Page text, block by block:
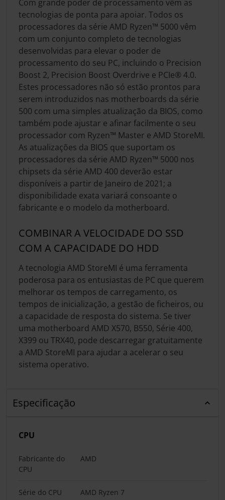
Com grande poder de processamento vêm as
tecnologias de ponta para apoiar. Todos os
processadores da série AMD Ryzen™ 5000 vêm
com um conjunto completo de tecnologias
desenvolvidas para elevar o poder de
processamento do seu PC, incluindo o Precision
Boost 2, Precision Boost Overdrive e PCIe® 4.0.
Estes processadores não só estão prontos para
serem introduzidos nas motherboards da série
500 com uma simples atualização da BIOS, como
também pode ajustar e afinar facilmente o seu
processador com Ryzen™ Master e AMD StoreMI.
As atualizações da BIOS que suportam os
processadores da série AMD Ryzen™ 5000 nos
chipsets da série AMD 400 deverão estar
disponíveis a partir de Janeiro de 2021; a
disponibilidade exata variará consoante o
fabricante e o modelo da motherboard.
COMBINAR A VELOCIDADE DO SSD
COM A CAPACIDADE DO HDD
A tecnologia AMD StoreMI é uma ferramenta
poderosa para os entusiastas de PC que querem
melhorar os tempos de carregamento, os
tempos de inicialização, a gestão de ficheiros, ou
a capacidade de resposta do sistema. Se tiver
uma motherboard AMD X570, B550, Série 400,
X399 ou TRX40, pode descarregar gratuitamente
a AMD StoreMI para ajudar a acelerar o seu
sistema operativo.
Especificação
CPU
Fabricante do
CPU
AMD
Série do CPU AMD Ryzen 7